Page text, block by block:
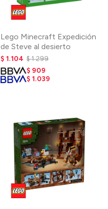
Lego Minecraft Expedición
de Steve al desierto
$ 1.104 $1.299
$ 909
$ 1.039